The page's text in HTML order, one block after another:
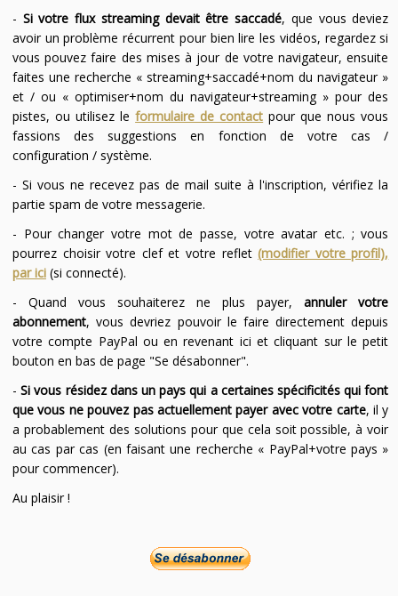
- Si votre flux streaming devait être saccadé, que vous deviez
avoir un problème récurrent pour bien lire les vidéos, regardez si
vous pouvez faire des mises à jour de votre navigateur, ensuite
faites une recherche « streaming+saccadé+nom du navigateur »
et / ou « optimiser+nom du navigateur+streaming » pour des
pistes, ou utilisez leformulaire de contact pour que nous vous
fassions des suggestions en fonction de votre cas /
configuration / système.
- Si vous ne recevez pas de mail suite à l'inscription, vérifiez la
partie spam de votre messagerie.
- Pour changer votre mot de passe, votre avatar etc. ; vous
pourrez choisir votre clef et votre reflet(modifier votre profil),
par ici(si connecté).
- Quand vous souhaiterez ne plus payer,annuler votre
abonnement, vous devriez pouvoir le faire directement depuis
votre compte PayPal ou en revenant ici et cliquant sur le petit
bouton en bas de page "Se désabonner".
-Si vous résidez dans un pays qui a certaines spécificités qui font
que vous ne pouvez pas actuellement payer avec votre carte, il y
a probablement des solutions pour que cela soit possible, à voir
au cas par cas (en faisant une recherche « PayPal+votre pays »
pour commencer).
Au plaisir !